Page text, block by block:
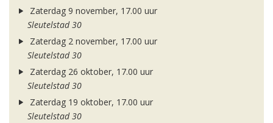
Zaterdag 9 november, 17.00 uur
Sleutelstad 30
Zaterdag 2 november, 17.00 uur
Sleutelstad 30
Zaterdag 26 oktober, 17.00 uur
Sleutelstad 30
Zaterdag 19 oktober, 17.00 uur
Sleutelstad 30